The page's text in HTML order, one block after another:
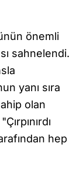
önemli
sahnelendi.
yanı sıra
olan
hep